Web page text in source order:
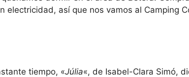
así que nos vamos al Camping
tiempo, «Júlia«, de Isabel-Clara Simó,